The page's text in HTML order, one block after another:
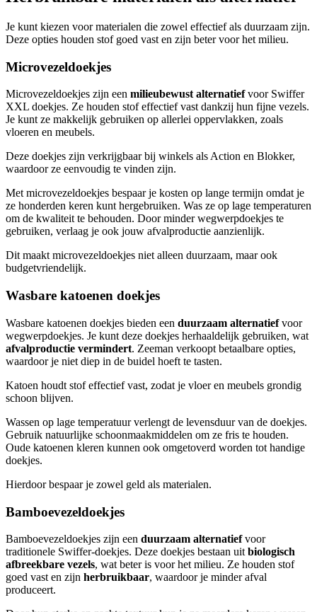
Je kunt kiezen voor materialen die zowel effectief als duurzaam zijn.
Deze opties houden stof goed vast en zijn beter voor het milieu.
Microvezeldoekjes
Microvezeldoekjes zijn een milieubewust alternatiefvoor Swiffer
XXL doekjes. Ze houden stof effectief vast dankzij hun fijne vezels.
Je kunt ze makkelijk gebruiken op allerlei oppervlakken, zoals
vloeren en meubels.
Deze doekjes zijn verkrijgbaar bij winkels als Action en Blokker,
waardoor ze eenvoudig te vinden zijn.
Met microvezeldoekjes bespaar je kosten op lange termijn omdat je
ze honderden keren kunt hergebruiken. Was ze op lage temperaturen
om de kwaliteit te behouden. Door minder wegwerpdoekjes te
gebruiken, verlaag je ook jouw afvalproductie aanzienlijk.
Dit maakt microvezeldoekjes niet alleen duurzaam, maar ook
budgetvriendelijk.
Wasbare katoenen doekjes
Wasbare katoenen doekjes bieden een duurzaam alternatiefvoor
wegwerpdoekjes. Je kunt deze doekjes herhaaldelijk gebruiken, wat
afvalproductie vermindert. Zeeman verkoopt betaalbare opties,
waardoor je niet diep in de buidel hoeft te tasten.
Katoen houdt stof effectief vast, zodat je vloer en meubels grondig
schoon blijven.
Wassen op lage temperatuur verlengt de levensduur van de doekjes.
Gebruik natuurlijke schoonmaakmiddelen om ze fris te houden.
Oude katoenen kleren kunnen ook omgetoverd worden tot handige
doekjes.
Hierdoor bespaar je zowel geld als materialen.
Bamboevezeldoekjes
Bamboevezeldoekjes zijn een duurzaam alternatiefvoor
traditionele Swiffer-doekjes. Deze doekjes bestaan uit biologisch
afbreekbare vezels, wat beter is voor het milieu. Ze houden stof
goed vast en zijn herbruikbaar, waardoor je minder afval
produceert.